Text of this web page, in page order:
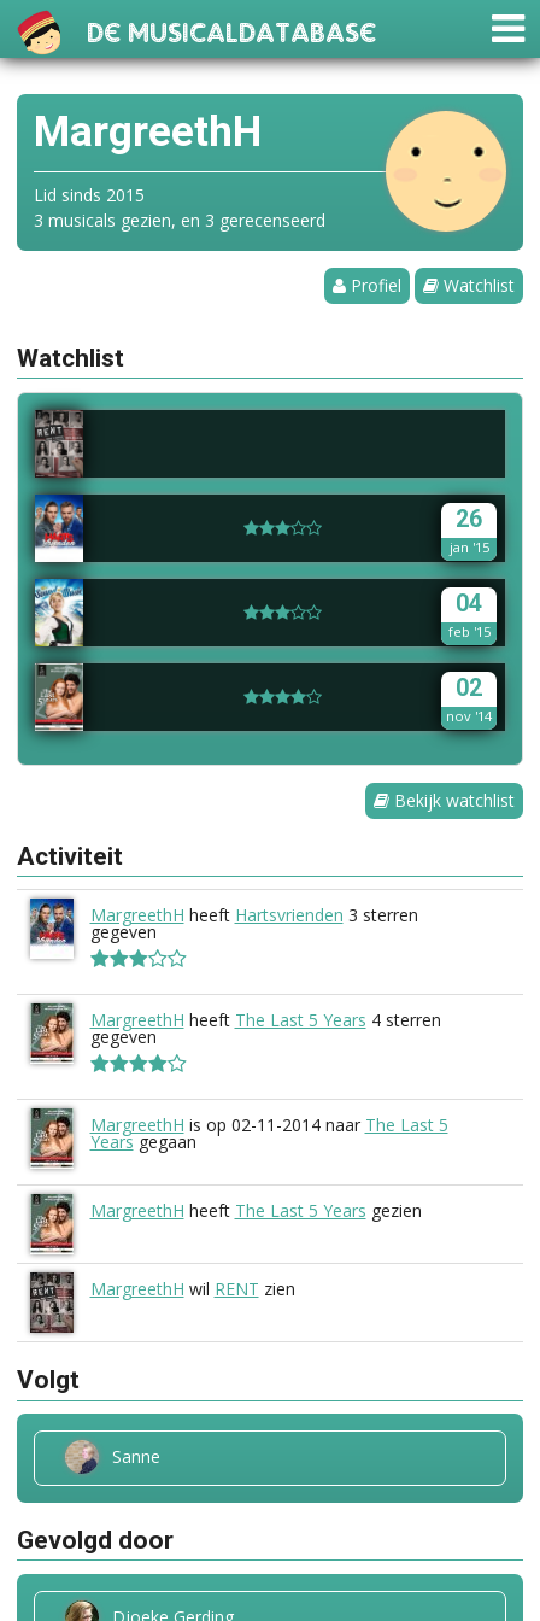
De Musicaldatabase
MargreethH
Lid sinds 2015
3 musicals gezien, en 3 gerecenseerd
Profiel Watchlist
Watchlist
26
jan '15
04
feb '15
02
nov '14
Bekijk watchlist
Activiteit
MargreethH heeft Hartsvrienden 3 sterren
gegeven
MargreethH heeft The Last 5 Years 4 sterren
gegeven
MargreethH is op 02-11-2014 naar The Last 5
Years gegaan
MargreethH heeft The Last 5 Years gezien
MargreethH wil RENT zien
Volgt
Sanne
Gevolgd door